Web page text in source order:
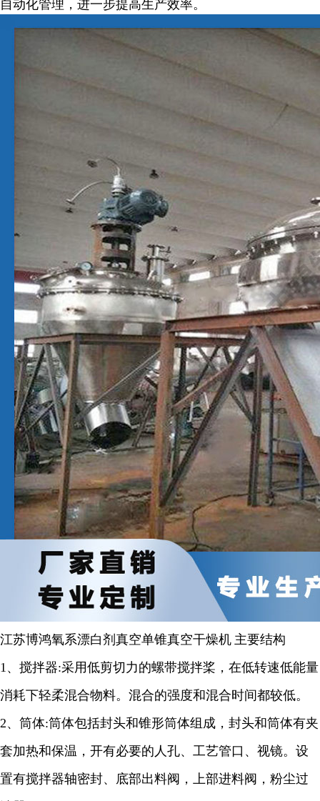
自动化管理，进一步提高生产效率。
江苏博鸿氧系漂白剂 真空单锥真空干燥机 主要结构
1、 搅拌器:采用低剪切力的螺带搅拌桨，在低转速低能量
消耗下轻柔混合物料。混合的强度和混合时间都较低。
2、筒体:筒体包括封头和锥形筒体组成，封头和筒体有夹
套加热和保温，开有必要的人孔、工艺管口、视镜。设
置有搅拌器轴密封、底部出料阀，上部进料阀，粉尘过